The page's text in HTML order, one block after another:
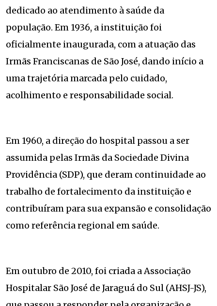
dedicado ao atendimento à saúde da
população. Em 1936, a instituição foi
oficialmente inaugurada, com a atuação das
Irmãs Franciscanas de São José, dando início a
uma trajetória marcada pelo cuidado,
acolhimento e responsabilidade social.
Em 1960, a direção do hospital passou a ser
assumida pelas Irmãs da Sociedade Divina
Providência (SDP), que deram continuidade ao
trabalho de fortalecimento da instituição e
contribuíram para sua expansão e consolidação
como referência regional em saúde.
Em outubro de 2010, foi criada a Associação
Hospitalar São José de Jaraguá do Sul (AHSJ-JS),